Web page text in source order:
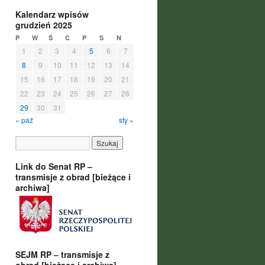
Kalendarz wpisów
grudzień 2025
P W Ś C P S N
1 2 3 4 5 6
7
8
9 10 11 12 13
14
15
16 17 18 19 20
21
22
23 24 25 26 27
28
29
30
31
« paź
sty »
Link do Senat RP –
transmisje z obrad [bieżące i
archiwa]
SEJM RP – transmisje z